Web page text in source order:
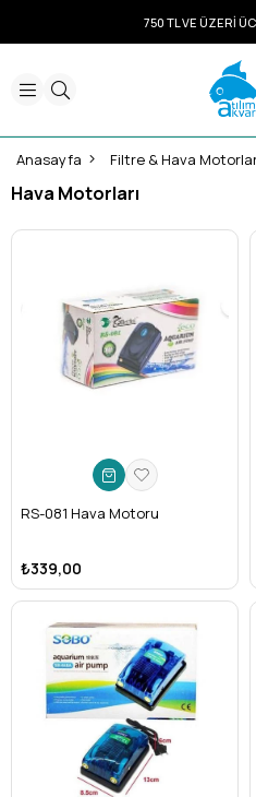
750 TL VE ÜZERİ
Anasayfa Filtre & Hava
Hava Motorları
RS-081 Hava Motoru
₺339,00